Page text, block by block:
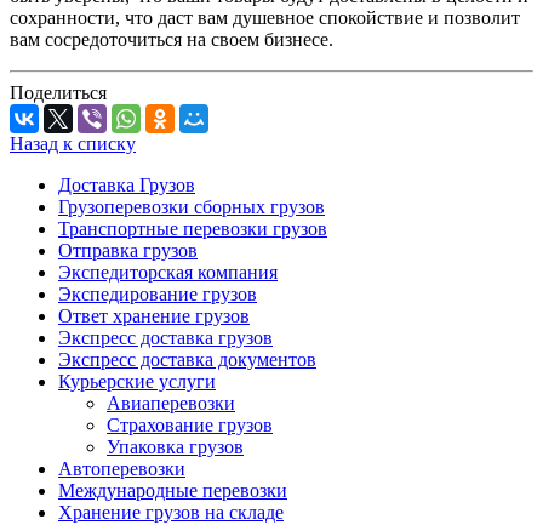
сохранности, что даст вам душевное спокойствие и позволит
вам сосредоточиться на своем бизнесе.
Поделиться
Назад к списку
Доставка Грузов
Грузоперевозки сборных грузов
Транспортные перевозки грузов
Отправка грузов
Экспедиторская компания
Экспедирование грузов
Ответ хранение грузов
Экспресс доставка грузов
Экспресс доставка документов
Курьерские услуги
Авиаперевозки
Страхование грузов
Упаковка грузов
Автоперевозки
Международные перевозки
Хранение грузов на складе